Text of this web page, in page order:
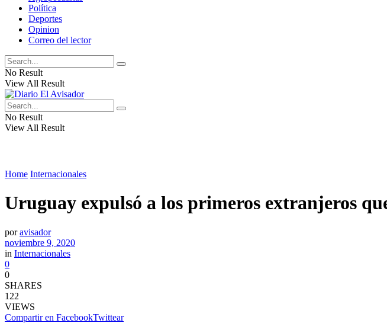
Política
Deportes
Opinion
Correo del lector
No Result
View All Result
No Result
View All Result
Home Internacionales
Uruguay expulsó a los primeros extranjeros
por avisador
noviembre 9, 2020
in Internacionales
0
0
SHARES
122
VIEWS
Compartir en FacebookTwittear